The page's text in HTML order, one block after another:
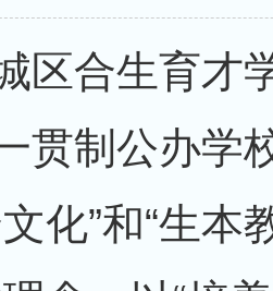
区合生育才
贯制公办学
化”和“生